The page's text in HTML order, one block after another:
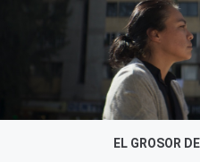
EL GROSOR